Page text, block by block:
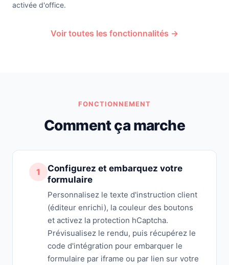
activée d'office.
Voir toutes les fonctionnalités →
FONCTIONNEMENT
Comment ça marche
1
Configurez et embarquez votre
formulaire
Personnalisez le texte d'instruction client
(éditeur enrichi), la couleur des boutons
et activez la protection hCaptcha.
Prévisualisez le rendu, puis récupérez le
code d'intégration pour embarquer le
formulaire par iframe ou par lien sur votre